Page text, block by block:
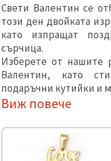
за да
осигурим
правилната
работа на
сайта, да
подобрим
твоето
изживяване
и, с твое
съгласие,
да
трафика и
Свети Валентин се
този ден двойката
като изпращат
сърчица.
Изберете от нашите
Валентин, като
подаръчни кутийки и
Виж повече